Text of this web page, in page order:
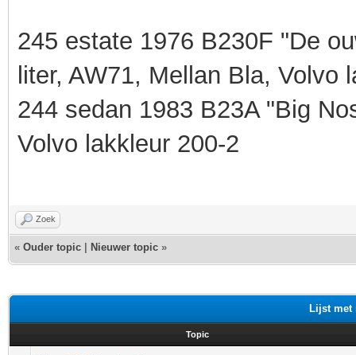
245 estate 1976 B230F "De
liter, AW71, Mellan Bla,
244 sedan 1983 B23A "Big
Volvo lakkleur 200-2
Zoek
« Ouder topic Nieuwer topic »
Lijst met
Topic